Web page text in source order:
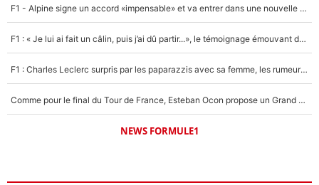
F1 - Alpine signe un accord «impensable» et va entrer dans une nouvelle dimension : Grande nouvelle pour Pierre Gasly !
F1 : « Je lui ai fait un câlin, puis j’ai dû partir...», le témoignage émouvant de Max Verstappen sur sa fille
F1 : Charles Leclerc surpris par les paparazzis avec sa femme, les rumeurs étaient vraies !
Comme pour le final du Tour de France, Esteban Ocon propose un Grand Prix de Formule 1 à Paris : «Autour de l’Arc de Triomphe, ce serait génial» !
NEWS FORMULE1